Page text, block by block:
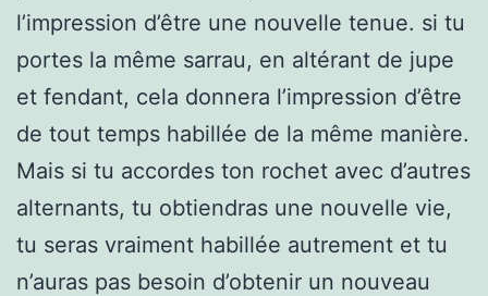
l’impression d’être une nouvelle tenue. si tu
portes la même sarrau, en altérant de jupe
et fendant, cela donnera l’impression d’être
de tout temps habillée de la même manière.
Mais si tu accordes ton rochet avec d’autres
alternants, tu obtiendras une nouvelle vie,
tu seras vraiment habillée autrement et tu
n’auras pas besoin d’obtenir un nouveau